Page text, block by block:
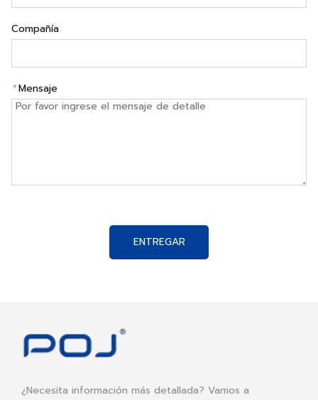
Compañía
*Mensaje
ENTREGAR
¿Necesita información más detallada? Vamos a